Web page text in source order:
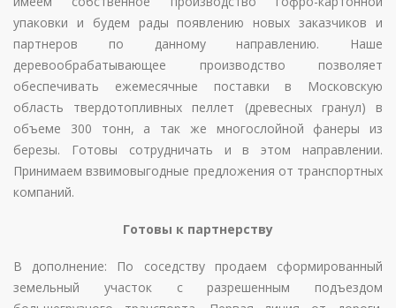
упаковки и будем рады появлению новых заказчиков и
партнеров по данному направлению. Наше
деревообрабатывающее производство позволяет
обеспечивать ежемесячные поставки в Московскую
область твердотопливных пеллет (древесных гранул) в
объеме 300 тонн, а так же многослойной фанеры из
березы. Готовы сотрудничать и в этом направлении.
Принимаем взвимовыгодные предложения от транспортных
компаний.
Готовы к партнерству
В дополнение: По соседству продаем сформированный
земельный участок с разрешенным подъездом